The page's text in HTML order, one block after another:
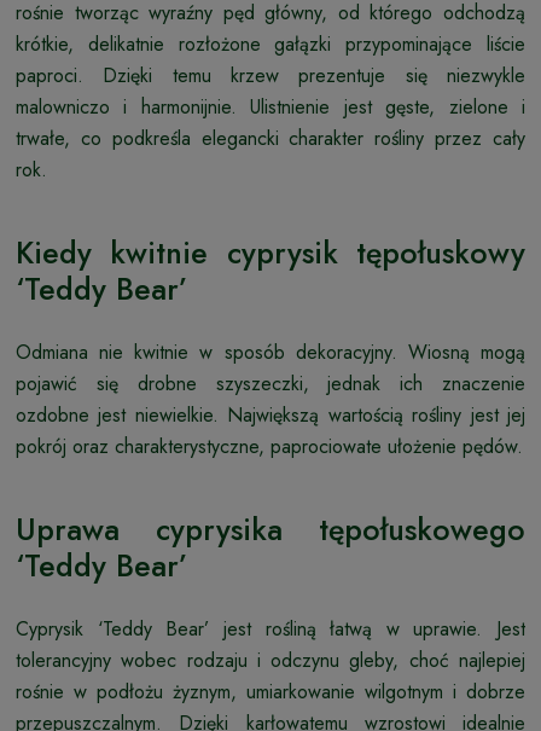
rośnie tworząc wyraźny pęd główny, od którego odchodzą
krótkie, delikatnie rozłożone gałązki przypominające liście
paproci. Dzięki temu krzew prezentuje się niezwykle
malowniczo i harmonijnie. Ulistnienie jest gęste, zielone i
trwałe, co podkreśla elegancki charakter rośliny przez cały
rok.
Kiedy kwitnie cyprysik tępołuskowy
‘Teddy Bear’
Odmiana nie kwitnie w sposób dekoracyjny. Wiosną mogą
pojawić się drobne szyszeczki, jednak ich znaczenie
ozdobne jest niewielkie. Największą wartością rośliny jest jej
pokrój oraz charakterystyczne, paprociowate ułożenie pędów.
Uprawa cyprysika tępołuskowego
‘Teddy Bear’
Cyprysik ‘Teddy Bear’ jest rośliną łatwą w uprawie. Jest
tolerancyjny wobec rodzaju i odczynu gleby, choć najlepiej
rośnie w podłożu żyznym, umiarkowanie wilgotnym i dobrze
przepuszczalnym. Dzięki karłowatemu wzrostowi idealnie